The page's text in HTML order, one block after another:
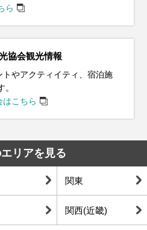
ら
協会観光情報
やアクティイティ、宿泊施
はこちら
リアを見る
関東
関西(近畿)